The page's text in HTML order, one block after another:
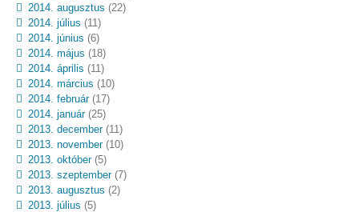
2014. augusztus (22)
2014. július (11)
2014. június (6)
2014. május (18)
2014. április (11)
2014. március (10)
2014. február(17)
2014. január(25)
2013. december(11)
2013. november(10)
2013. október(5)
2013. szeptember(7)
2013. augusztus (2)
2013. július (5)